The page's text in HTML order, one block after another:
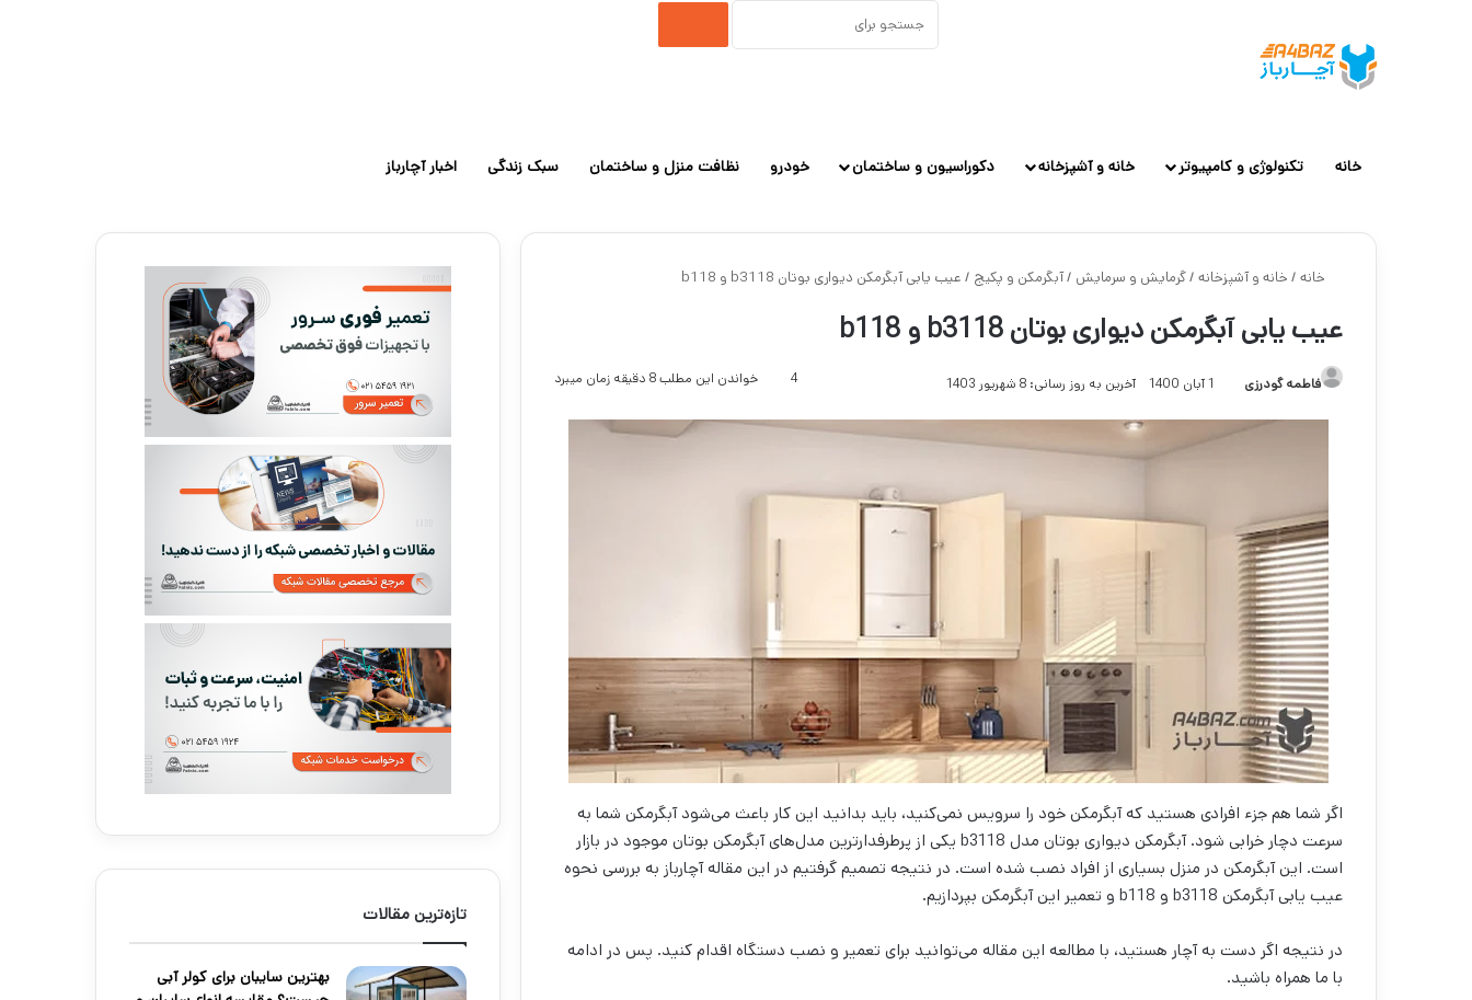
جستجو
خانه تکنولوژی و کامپیوتر خانه و آشپزخانه دکوراسیون و ساختمان خودرو نظافت منزل و ساختمان سبک زندگی اخبار آچارباز
خانه / خانه و آشپزخانه /گرمایش و سرمایش /آبگرمکن و پکیج / عیب یابی آبگرمکن دیواری بوتان b3118 و b118
عیب یابی آبگرمکن دیواری بوتان b3118 و b118
فاطمه گودرزی 1 آبان 1400 آخرین به روز رسانی: 8 شهریور 1403 4 خواندن این مطلب 8 دقیقه زمان میبرد
اگر شما هم جزء افرادی هستید که آبگرمکن خود را سرویس نمی‌کنید، باید بدانید این کار باعث می‌شود آبگرمکن شما به
سرعت دچار خرابی شود. آبگرمکن دیواری بوتان مدل b3118 یکی از پرطرفدارترین مدل‌های آبگرمکن بوتان موجود در بازار
است. این آبگرمکن در منزل بسیاری از افراد نصب شده است. در نتیجه تصمیم گرفتیم در این مقاله آچارباز به بررسی نحوه
عیب یابی آبگرمکن b3118 و b118 و تعمیر این آبگرمکن بپردازیم.
در نتیجه اگر دست به آچار هستید، با مطالعه این مقاله می‌توانید برای تعمیر و نصب دستگاه اقدام کنید. پس در ادامه
با ما همراه باشید.
تازه‌ترین مقالات
بهترین سایبان برای کولر آبی